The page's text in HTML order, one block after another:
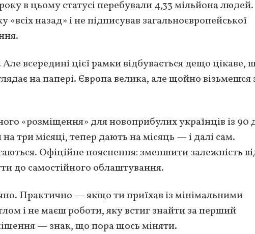
в цьому статусі перебували 4,33 мільйона людей.
назад» і не підписував загальноєвропейської
всередині цієї рамки відбувається дещо цікаве,
на папері. Європа велика, але щойно візьмешся
«розміщення» для новоприбулих українців із 90
три місяці, тепер дають на місяць — і далі сам.
Офіційне пояснення: зменшити залежність
до самостійного облаштування.
Практично — якщо ти приїхав із мінімальними
і не маєш роботи, яку встиг знайти за перший
— знак, що пора щось міняти.